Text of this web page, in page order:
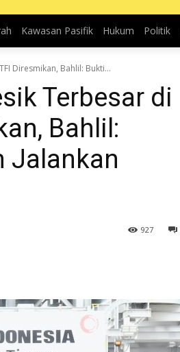
Kawasan Pasifik Hukum Politik
Diresmikan, Bahlil: Bukti...
Terbesar di
Bahlil:
Jalankan
927